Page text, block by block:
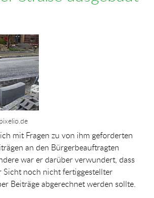
for:
mit Fragen zu von ihm geforderten
an den Bürgerbeauftragten
war er darüber verwundert, dass
Sicht noch nicht fertiggestellter
Beiträge abgerechnet werden sollte.